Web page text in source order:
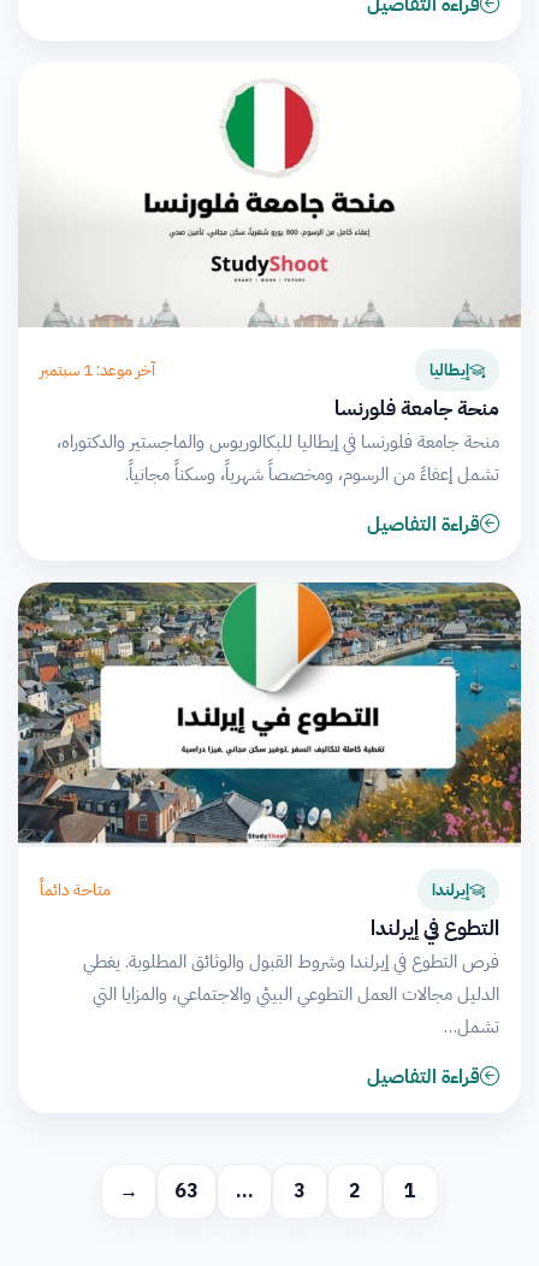
إيطاليا آخر موعد: 1 سبتمبر
منحة جامعة فلورنسا
منحة جامعة فلورنسا في إيطاليا للبكالوريوس والماجستير والدكتوراه،
تشمل إعفاءً من الرسوم، ومخصصاً شهرياً، وسكناً مجانياً.
قراءة التفاصيل
إيرلندا متاحة دائماً
التطوع في إيرلندا
فرص التطوع في إيرلندا وشروط القبول والوثائق المطلوبة. يغطي
الدليل مجالات العمل التطوعي البيئي والاجتماعي، والمزايا التي
تشمل…
قراءة التفاصيل
1
2
3
…
63
→